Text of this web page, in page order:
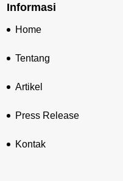
Informasi
Home
Tentang
Artikel
Press Release
Kontak